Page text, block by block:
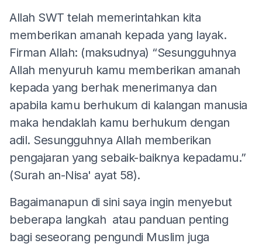
Allah SWT telah memerintahkan kita
memberikan amanah kepada yang layak.
Firman Allah: (maksudnya) “Sesungguhnya
Allah menyuruh kamu memberikan amanah
kepada yang berhak menerimanya dan
apabila kamu berhukum di kalangan manusia
maka hendaklah kamu berhukum dengan
adil. Sesungguhnya Allah memberikan
pengajaran yang sebaik-baiknya kepadamu.”
(Surah an-Nisa' ayat 58).
Bagaimanapun di sini saya ingin menyebut
beberapa langkah atau panduan penting
bagi seseorang pengundi Muslim juga